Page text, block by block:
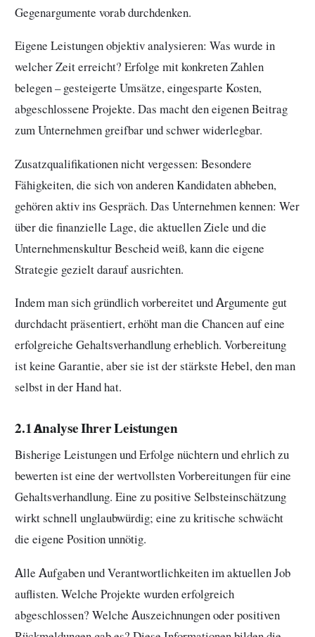
Gegenargumente vorab durchdenken.
Eigene Leistungen objektiv analysieren: Was wurde in
welcher Zeit erreicht? Erfolge mit konkreten Zahlen
belegen – gesteigerte Umsätze, eingesparte Kosten,
abgeschlossene Projekte. Das macht den eigenen Beitrag
zum Unternehmen greifbar und schwer widerlegbar.
Zusatzqualifikationen nicht vergessen: Besondere
Fähigkeiten, die sich von anderen Kandidaten abheben,
gehören aktiv ins Gespräch. Das Unternehmen kennen: Wer
über die finanzielle Lage, die aktuellen Ziele und die
Unternehmenskultur Bescheid weiß, kann die eigene
Strategie gezielt darauf ausrichten.
Indem man sich gründlich vorbereitet und Argumente gut
durchdacht präsentiert, erhöht man die Chancen auf eine
erfolgreiche Gehaltsverhandlung erheblich. Vorbereitung
ist keine Garantie, aber sie ist der stärkste Hebel, den man
selbst in der Hand hat.
2.1 Analyse Ihrer Leistungen
Bisherige Leistungen und Erfolge nüchtern und ehrlich zu
bewerten ist eine der wertvollsten Vorbereitungen für eine
Gehaltsverhandlung. Eine zu positive Selbsteinschätzung
wirkt schnell unglaubwürdig; eine zu kritische schwächt
die eigene Position unnötig.
Alle Aufgaben und Verantwortlichkeiten im aktuellen Job
auflisten. Welche Projekte wurden erfolgreich
abgeschlossen? Welche Auszeichnungen oder positiven